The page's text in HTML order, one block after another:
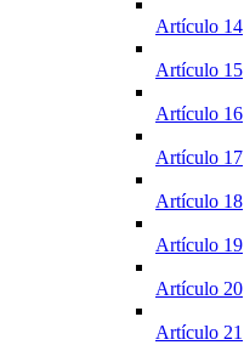
Artículo 14
Artículo 15
Artículo 16
Artículo 17
Artículo 18
Artículo 19
Artículo 20
Artículo 21